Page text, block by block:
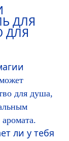
ДЛЯ
ДЛЯ
для душа,
ли у тебя